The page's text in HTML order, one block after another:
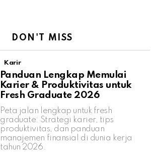
DON'T MISS
Karir
Panduan Lengkap Memulai
Karier & Produktivitas untuk
Fresh Graduate 2026
Peta jalan lengkap untuk fresh
graduate: Strategi karier, tips
produktivitas, dan panduan
manajemen finansial di dunia kerja
tahun 2026.